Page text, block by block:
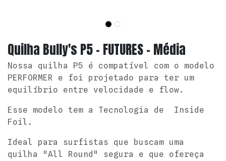
Quilha Bully's P5 - FUTURES - Média
Nossa quilha P5 é compatível com o modelo
PERFORMER e foi projetado para ter um
equilíbrio entre velocidade e flow.
Esse modelo tem a Tecnologia de Inside
Foil.
Ideal para surfistas que buscam uma
quilha "All Round" segura e que ofereça